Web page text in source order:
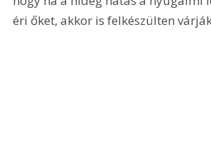
éri őket, akkor is felkészülten